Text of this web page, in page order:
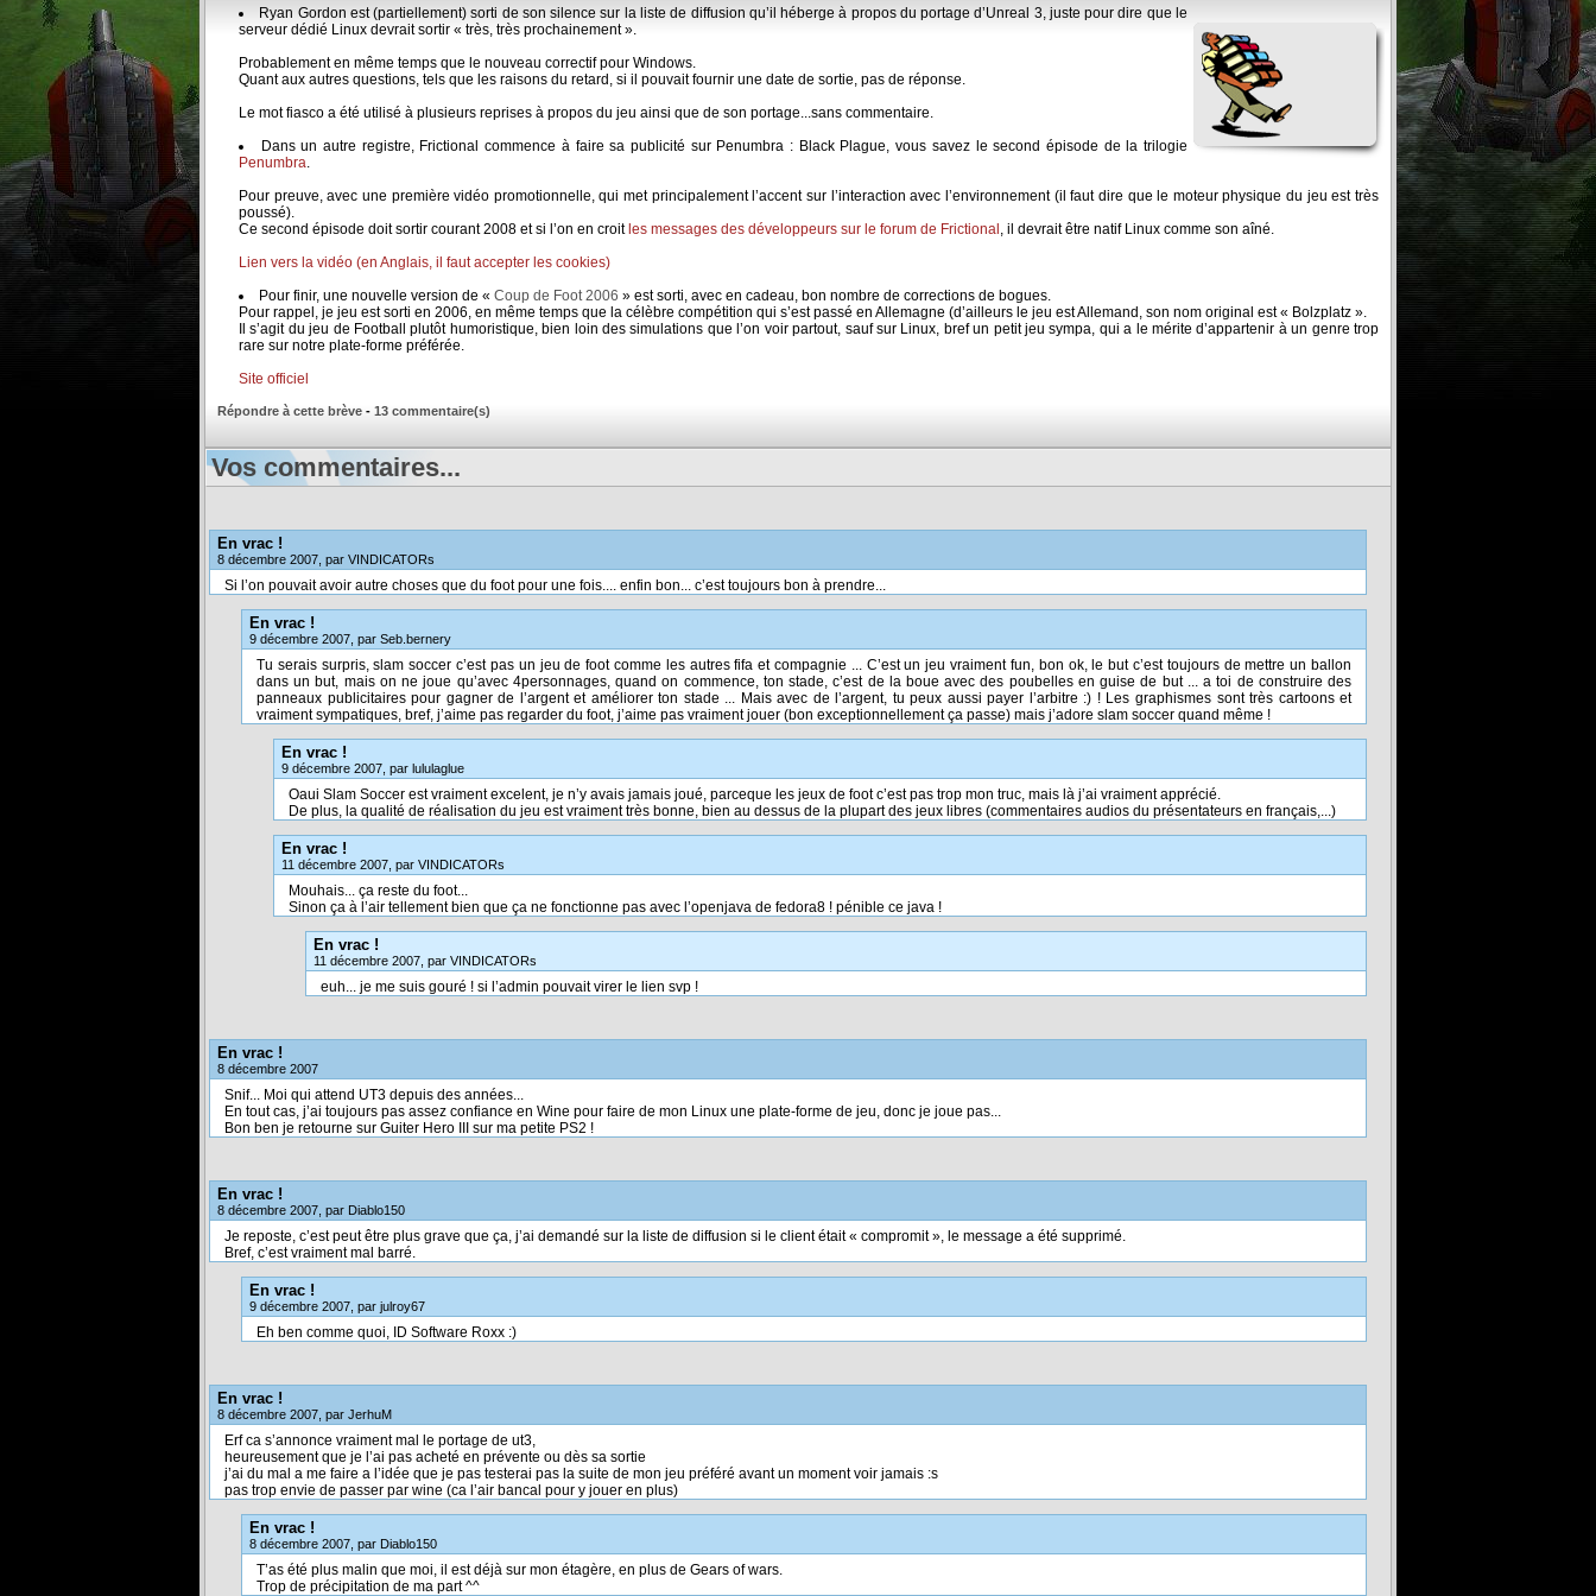
Ryan Gordon est (partiellement) sorti de son silence sur la liste de diffusion qu’il héberge à propos du portage d’Unreal 3, juste pour dire que le
serveur dédié Linux devrait sortir « très, très prochainement ».
Probablement en même temps que le nouveau correctif pour Windows.
Quant aux autres questions, tels que les raisons du retard, si il pouvait fournir une date de sortie, pas de réponse.
Le mot fiasco a été utilisé à plusieurs reprises à propos du jeu ainsi que de son portage...sans commentaire.
Dans un autre registre, Frictional commence à faire sa publicité sur Penumbra : Black Plague, vous savez le second épisode de la trilogie
Penumbra.
Pour preuve, avec une première vidéo promotionnelle, qui met principalement l’accent sur l’interaction avec l’environnement (il faut dire que le moteur physique du jeu est très
poussé).
Ce second épisode doit sortir courant 2008 et si l’on en croit les messages des développeurs sur le forum de Frictional , il devrait être natif Linux comme son aîné.
Lien vers la vidéo (en Anglais, il faut accepter les cookies)
Pour finir, une nouvelle version de « Coup de Foot 2006 » est sorti, avec en cadeau, bon nombre de corrections de bogues.
Pour rappel, je jeu est sorti en 2006, en même temps que la célèbre compétition qui s’est passé en Allemagne (d’ailleurs le jeu est Allemand, son nom original est « Bolzplatz ».
Il s’agit du jeu de Football plutôt humoristique, bien loin des simulations que l’on voir partout, sauf sur Linux, bref un petit jeu sympa, qui a le mérite d’appartenir à un genre trop
rare sur notre plate-forme préférée.
Site officiel
Répondre à cette brève - 13 commentaire(s)
Vos commentaires...
En vrac !
8 décembre 2007, par VINDICATORs
Si l’on pouvait avoir autre choses que du foot pour une fois.... enfin bon... c’est toujours bon à prendre...
En vrac !
9 décembre 2007, par Seb.bernery
Tu serais surpris, slam soccer c’est pas un jeu de foot comme les autres fifa et compagnie ... C’est un jeu vraiment fun, bon ok, le but c’est toujours de mettre un ballon
dans un but, mais on ne joue qu’avec 4personnages, quand on commence, ton stade, c’est de la boue avec des poubelles en guise de but ... a toi de construire des
panneaux publicitaires pour gagner de l’argent et améliorer ton stade ... Mais avec de l’argent, tu peux aussi payer l’arbitre :) ! Les graphismes sont très cartoons et
vraiment sympatiques, bref, j’aime pas regarder du foot, j’aime pas vraiment jouer (bon exceptionnellement ça passe) mais j’adore slam soccer quand même !
En vrac !
9 décembre 2007, par lululaglue
Oaui Slam Soccer est vraiment excelent, je n’y avais jamais joué, parceque les jeux de foot c’est pas trop mon truc, mais là j’ai vraiment apprécié.
De plus, la qualité de réalisation du jeu est vraiment très bonne, bien au dessus de la plupart des jeux libres (commentaires audios du présentateurs en français,...)
En vrac !
11 décembre 2007, par VINDICATORs
Mouhais... ça reste du foot...
Sinon ça à l’air tellement bien que ça ne fonctionne pas avec l’openjava de fedora8 ! pénible ce java !
En vrac !
11 décembre 2007, par VINDICATORs
euh... je me suis gouré ! si l’admin pouvait virer le lien svp !
En vrac !
8 décembre 2007
Snif... Moi qui attend UT3 depuis des années...
En tout cas, j’ai toujours pas assez confiance en Wine pour faire de mon Linux une plate-forme de jeu, donc je joue pas...
Bon ben je retourne sur Guiter Hero III sur ma petite PS2 !
En vrac !
8 décembre 2007, par Diablo150
Je reposte, c’est peut être plus grave que ça, j’ai demandé sur la liste de diffusion si le client était « compromit », le message a été supprimé.
Bref, c’est vraiment mal barré.
En vrac !
9 décembre 2007, par julroy67
Eh ben comme quoi, ID Software Roxx :)
En vrac !
8 décembre 2007, par JerhuM
Erf ca s’annonce vraiment mal le portage de ut3,
heureusement que je l’ai pas acheté en prévente ou dès sa sortie
j’ai du mal a me faire a l’idée que je pas testerai pas la suite de mon jeu préféré avant un moment voir jamais :s
pas trop envie de passer par wine (ca l’air bancal pour y jouer en plus)
En vrac !
8 décembre 2007, par Diablo150
T’as été plus malin que moi, il est déjà sur mon étagère, en plus de Gears of wars.
Trop de précipitation de ma part ^^